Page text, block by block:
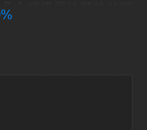
个省级司法警校的国
势，但由于名额少，
联考。
培养国门的守护的卫